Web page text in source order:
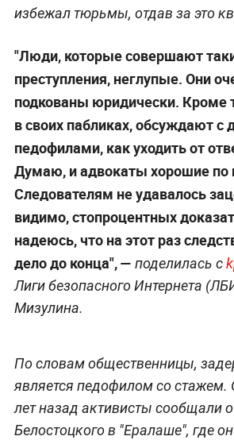
избежал тюрьмы, отдав за это
"Люди, которые совершают
преступления, неглупые. Они
подкованы юридически. Кроме
в своих пабликах, обсуждают с
педофилами, как уходить от
Думаю, и адвокаты хорошие по
Следователям не удавалось
видимо, стопроцентных
надеюсь, что на этот раз
дело до конца", — поделилась с
Лиги безопасного Интернета
Мизулина.
По словам общественницы,
является педофилом со стажем.
лет назад активисты сообщали
Белостоцкого в "Ералаше", где